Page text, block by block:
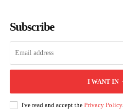
Subscribe
I WANT IN
I've read and accept the Privacy Policy.